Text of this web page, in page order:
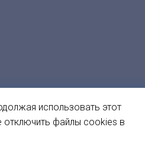
использовать этот
отключить файлы cookies в